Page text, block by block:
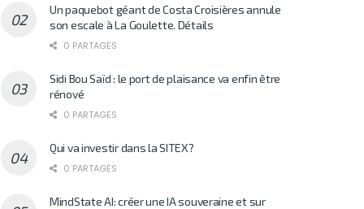
Un paquebot géant de Costa Croisières annule
son escale à La Goulette. Détails
0 PARTAGES
Sidi Bou Saïd : le port de plaisance va enfin être
rénové
0 PARTAGES
Qui va investir dans la SITEX?
0 PARTAGES
MindState AI: créer une IA souveraine et sur